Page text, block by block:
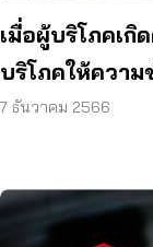
เมื่อผู้บริโภคเกิ
บริโภคให้ความ
7 ธันวาคม 2566